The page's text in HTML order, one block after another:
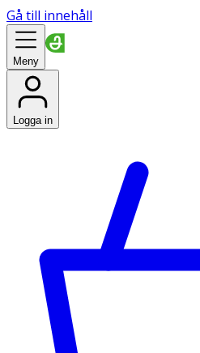
Gå till innehåll
Meny
Logga in